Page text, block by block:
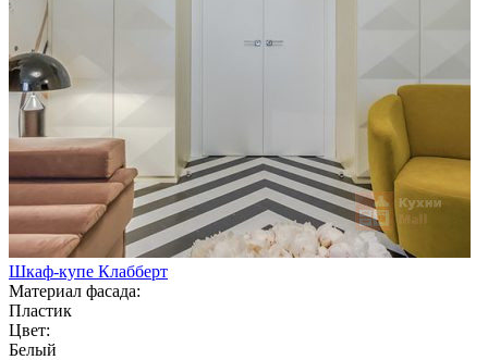
Шкаф-купе Клабберт
Материал фасада:
Пластик
Цвет:
Белый